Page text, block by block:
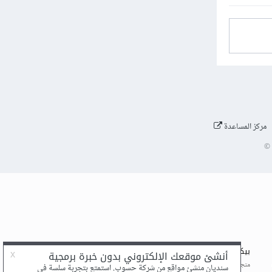
مركز المساعدة
©